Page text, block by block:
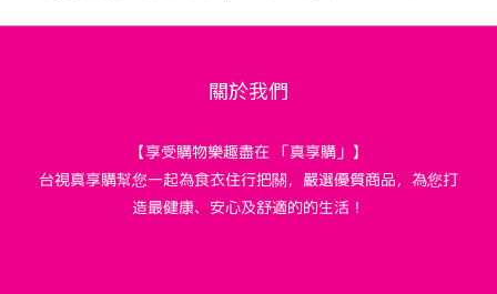
關於我們
【享受購物樂趣盡在 「真享購」】
台視真享購幫您一起為食衣住行把關，嚴選優質商品，為您打
造最健康、安心及舒適的的生活！